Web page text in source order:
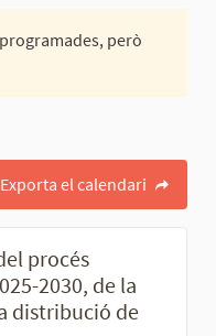
però
Exporta el calendari
procés
2030, de la
distribució de